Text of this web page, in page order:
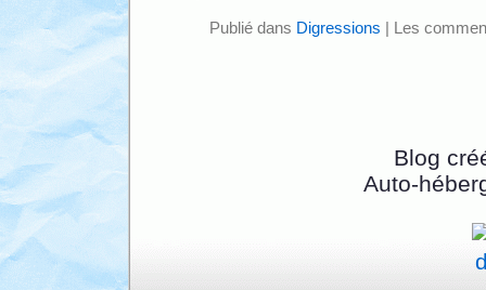
Publié dans Digressions Les
Blog
Auto-